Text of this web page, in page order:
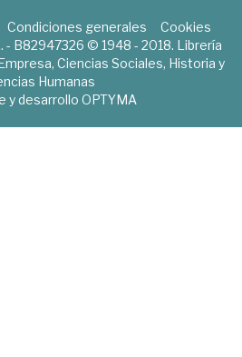
Condiciones generales
Cookies
- B82947326 © 1948 - 2018. Librería
Ciencias Sociales, Historia y
Humanas
y desarrollo OPTYMA